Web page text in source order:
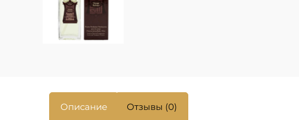
Описание Отзывы (0)